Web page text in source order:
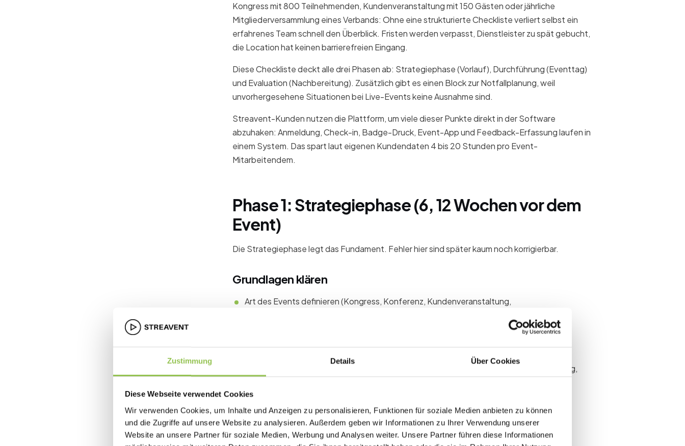
Zustimmung Details Über Cookies
Diese Webseite verwendet Cookies
Wir verwenden Cookies, um Inhalte und Anzeigen zu personalisieren, Funktionen für soziale Medien anbieten zu können
und die Zugriffe auf unsere Website zu analysieren. Außerdem geben wir Informationen zu Ihrer Verwendung unserer
Website an unsere Partner für soziale Medien, Werbung und Analysen weiter. Unsere Partner führen diese Informationen
Kongress mit 800 Teilnehmenden, Kundenveranstaltung mit 150 Gästen oder jährliche
Mitgliederversammlung eines Verbands: Ohne eine strukturierte Checkliste verliert selbst ein
erfahrenes Team schnell den Überblick. Fristen werden verpasst, Dienstleister zu spät gebucht,
die Location hat keinen barrierefreien Eingang.
Diese Checkliste deckt alle drei Phasen ab: Strategiephase (Vorlauf), Durchführung (Eventtag)
und Evaluation (Nachbereitung). Zusätzlich gibt es einen Block zur Notfallplanung, weil
unvorhergesehene Situationen bei Live-Events keine Ausnahme sind.
Streavent-Kunden nutzen die Plattform, um viele dieser Punkte direkt in der Software
abzuhaken: Anmeldung, Check-in, Badge-Druck, Event-App und Feedback-Erfassung laufen in
einem System. Das spart laut eigenen Kundendaten 4 bis 20 Stunden pro Event-
Mitarbeitendem.
Phase 1: Strategiephase (6, 12 Wochen vor dem
Event)
Die Strategiephase legt das Fundament. Fehler hier sind später kaum noch korrigierbar.
Grundlagen klären
Art des Events definieren (Kongress, Konferenz, Kundenveranstaltung,
Zielgruppe und Teilnehmerzahl festlegen (realistisch: Minimum und Maximum)
Eventformat klären: vor Ort, hybrid oder digital
Primäres Ziel des Events formulieren (Networking, Wissensvermittlung, Leadgenerierung,
Verantwortlichkeiten im Team zuweisen und dokumentieren
Gesamtbudget freigeben lassen
Groben Zeitplan mit Meilensteinen erstellen